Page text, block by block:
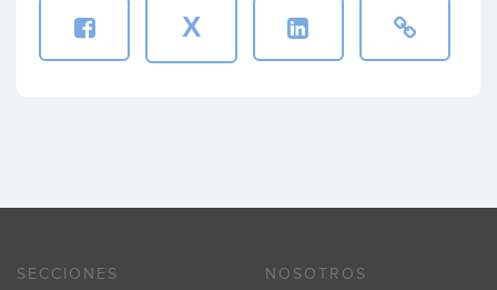
X
SECCIONES NOSOTROS